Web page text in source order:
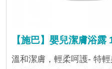
【施巴】嬰兒潔膚浴露
溫和潔膚，輕柔呵護- 特